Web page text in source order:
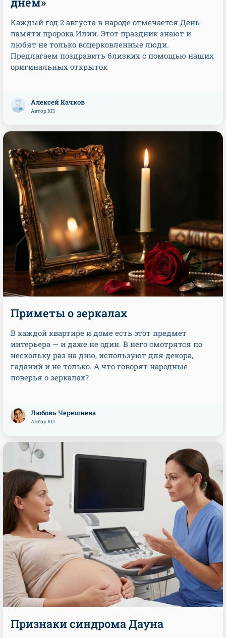
Каждый год 2 августа в народе отмечается День
памяти пророка Илии. Этот праздник знают и
любят не только воцерковленные люди.
Предлагаем поздравить близких с помощью наших
оригинальных открыток
Алексей Качков
Автор КП
Приметы о зеркалах
В каждой квартире и доме есть этот предмет
интерьера — и даже не один. В него смотрятся по
нескольку раз на дню, используют для декора,
гаданий и не только. А что говорят народные
поверья о зеркалах?
Любовь Черешнева
Автор КП
Признаки синдрома Дауна